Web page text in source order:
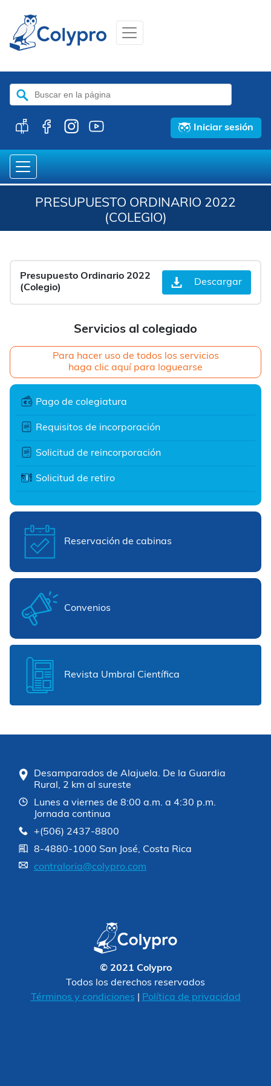
Buscar:
Iniciar sesión
PRESUPUESTO ORDINARIO 2022
(COLEGIO)
Servicios al colegiado
Para hacer uso de todos los servicios
haga clic aquí para loguearse
Pago de colegiatura
Requisitos de incorporación
Solicitud de reincorporación
Solicitud de retiro
Reservación de cabinas
Convenios
Revista Umbral Científica
Presupuesto Ordinario 2022
(Colegio)
Descargar
Desamparados de Alajuela. De la Guardia
Rural, 2 km al sureste
Lunes a viernes de 8:00 a.m. a 4:30 p.m.
Jornada continua
+(506) 2437-8800
8-4880-1000 San José, Costa Rica
contraloria@colypro.com
© 2021 Colypro
Todos los derechos reservados
Términos y condiciones
Política de privacidad